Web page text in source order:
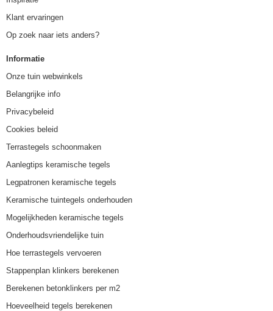
Klant ervaringen
Op zoek naar iets anders?
Informatie
Onze tuin webwinkels
Belangrijke info
Privacybeleid
Cookies beleid
Terrastegels schoonmaken
Aanlegtips keramische tegels
Legpatronen keramische tegels
Keramische tuintegels onderhouden
Mogelijkheden keramische tegels
Onderhoudsvriendelijke tuin
Hoe terrastegels vervoeren
Stappenplan klinkers berekenen
Berekenen betonklinkers per m2
Hoeveelheid tegels berekenen